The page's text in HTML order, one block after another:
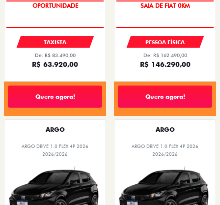
OPORTUNIDADE
TAXISTA
De: R$ 83.490,00
R$ 63.920,00
Quero agora!
OPORTUNIDADE
PESSOA FÍSICA
De: R$ 162.490,00
R$ 146.290,00
Quero agora!
ARGO
ARGO DRIVE 1.0 FLEX 4P 2026
2026/2026
ARGO
ARGO DRIVE 1.0 FLEX 4P 2026
2026/2026